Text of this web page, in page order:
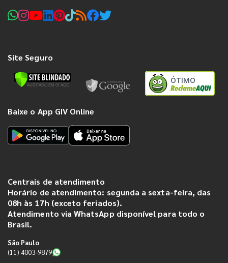
Site Seguro
ÓTIMO
Baixe o App GIV Online
Centrais de atendimento
Horário de atendimento: segunda a sexta-feira, das
08h às 17h (exceto feriados).
Atendimento via WhatsApp disponível para todo o
Brasil.
São Paulo
(11) 4003-9879